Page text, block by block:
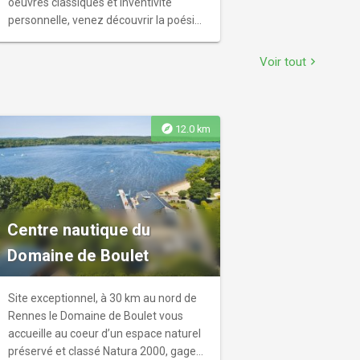
personnelle, venez découvrir la poésie
Voir tout chevron_right
explore 12.0 km
Centre nautique du
Domaine de Boulet
Site exceptionnel, à 30 km au nord de
Rennes le Domaine de Boulet vous
accueille au coeur d’un espace naturel
préservé et classé Natura 2000, gage